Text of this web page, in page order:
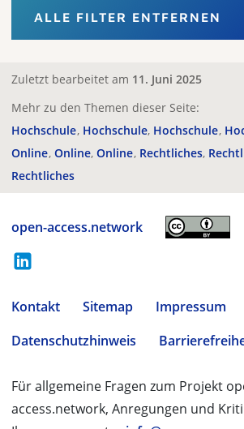
ALLE FILTER ENTFERNEN
Zuletzt bearbeitet am 11. Juni 2025
Mehr zu den Themen dieser Seite:
Hochschule Hochschule Hochschule
Online Online Online Rechtliches
Rechtliches
open-access.network
Kontakt Sitemap
Impressum
Datenschutzhinweis
Für allgemeine Fragen zum Projekt
access.network, Anregungen und